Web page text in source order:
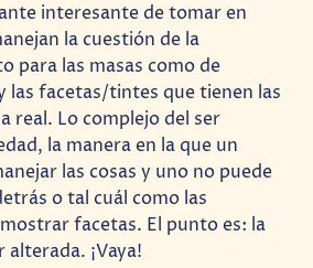
interesante de tomar en
la cuestión de la
para las masas como de
las facetas/tintes que tienen las
real. Lo complejo del ser
la manera en la que un
las cosas y uno no puede
o tal cuál como las
facetas. El punto es: la
alterada. ¡Vaya!